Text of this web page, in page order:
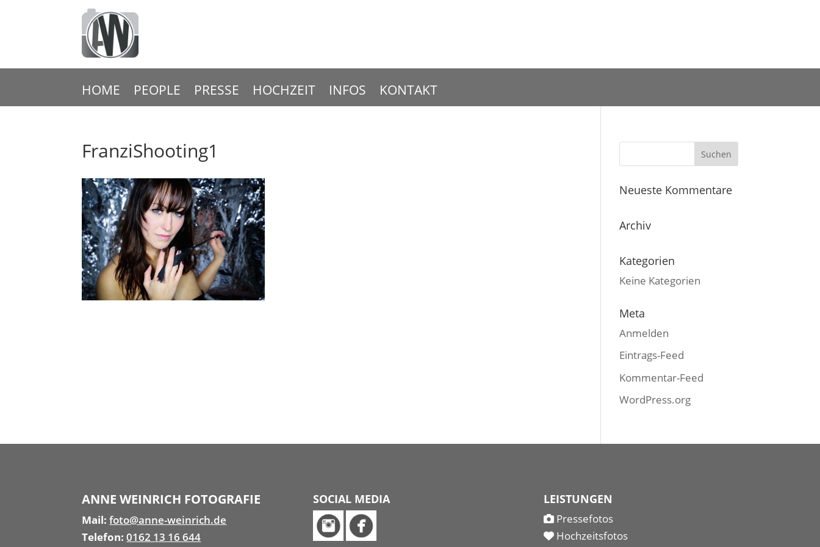
HOME PEOPLE PRESSE HOCHZEIT INFOS KONTAKT
FranziShooting1
Neueste Kommentare
Archiv
Kategorien
Keine Kategorien
Meta
Anmelden
Eintrags-Feed
Kommentar-Feed
WordPress.org
ANNE WEINRICH FOTOGRAFIE
Mail:foto@anne-weinrich.de
Telefon:0162 13 16 644
SOCIAL MEDIA LEISTUNGEN
Pressefotos
Hochzeitsfotos